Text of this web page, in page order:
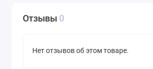
Отзывы 0
Нет отзывов об этом товаре.